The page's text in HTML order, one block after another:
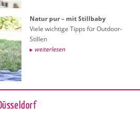
Natur pur – mit Still­ba­by
Viele wich­ti­ge Tipps für Out­door-
Stil­len
wei­ter­le­sen